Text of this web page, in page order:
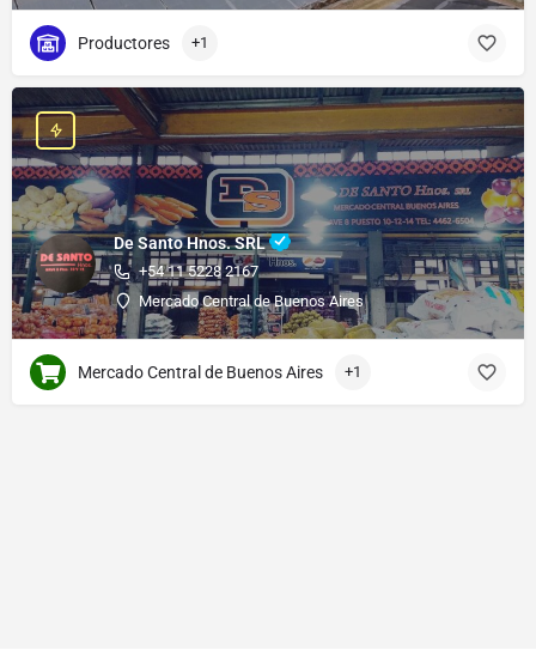
Productores +1
De Santo Hnos. SRL
+54 11 5228 2167
Mercado Central de Buenos Aires
Mercado Central de Buenos Aires +1